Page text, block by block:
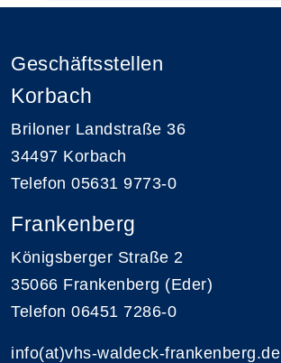
Geschäftsstellen
Korbach
Briloner Landstraße 36
34497 Korbach
Telefon 05631 9773-0
Frankenberg
Königsberger Straße 2
35066 Frankenberg (Eder)
Telefon 06451 7286-0
info(at)vhs-waldeck-frankenberg.de